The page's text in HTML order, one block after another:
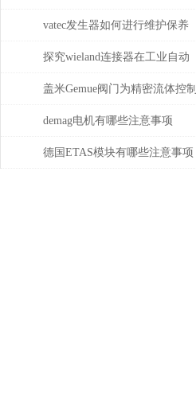
其作用
vatec发生器如何进行维护保养
探究wieland连接器在工业自动
化系统中的即插即用与应用优
势
盖米Gemue阀门为精密流体控制
提供高效解决方案
demag电机有哪些注意事项
德国ETAS模块有哪些注意事项